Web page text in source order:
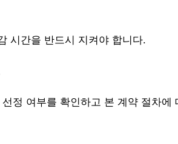
시간을 반드시 지켜야 합니다.
정 여부를 확인하고 본 계약 절차에